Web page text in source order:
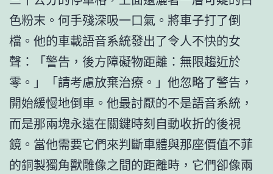
色粉末。何手殘深吸一口氣。將車子打了倒
檔。他的車載語音系統發出了令人不快的女
聲：「警告，後方障礙物距離：無限趨近於
零。」「請考慮放棄治療。」他忽略了警告，
開始緩慢地倒車。他最討厭的不是語音系統，
而是那兩塊永遠在關鍵時刻自動收折的後視
鏡。當他需要它們來判斷車體與那座價值不菲
的銅製獨角獸雕像之間的距離時，它們卻像兩